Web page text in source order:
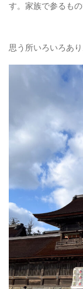
す。家族で参るも
思う所いろいろあ